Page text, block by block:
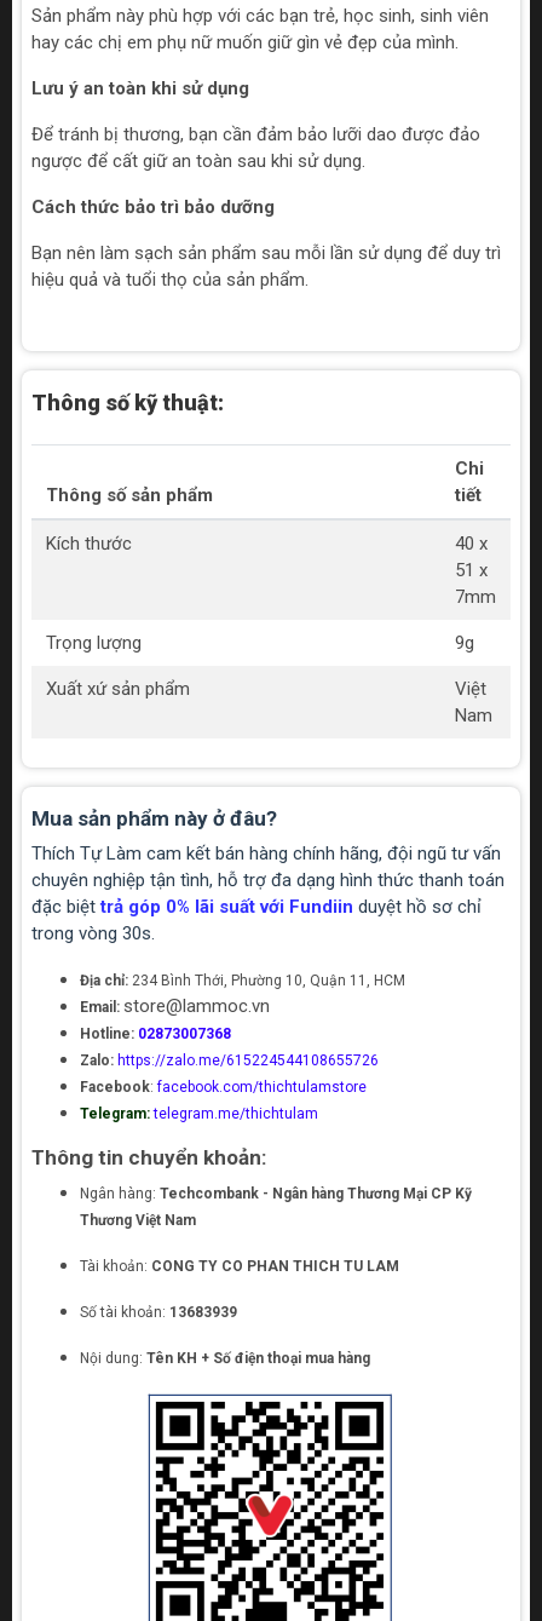
Sản phẩm này phù hợp với các bạn trẻ, học sinh, sinh viên
hay các chị em phụ nữ muốn giữ gìn vẻ đẹp của mình.
Lưu ý an toàn khi sử dụng
Để tránh bị thương, bạn cần đảm bảo lưỡi dao được đảo
ngược để cất giữ an toàn sau khi sử dụng.
Cách thức bảo trì bảo dưỡng
Bạn nên làm sạch sản phẩm sau mỗi lần sử dụng để duy trì
hiệu quả và tuổi thọ của sản phẩm.
Thông số kỹ thuật:
Thông số sản phẩm
Chi
tiết
Kích thước
40 x
51 x
7mm
Trọng lượng 9g
Xuất xứ sản phẩm
Việt
Nam
Mua sản phẩm này ở đâu?
Thích Tự Làm cam kết bán hàng chính hãng, đội ngũ tư vấn
chuyên nghiệp tận tình, hỗ trợ đa dạng hình thức thanh toán
đặc biệttrả góp 0% lãi suất với Fundiin duyệt hồ sơ chỉ
trong vòng 30s.
Địa chỉ: 234 Bình Thới, Phường 10, Quận 11, HCM
Email: store@lammoc.vn
Hotline: 02873007368
Zalo: https://zalo.me/615224544108655726
Facebook:facebook.com/thichtulamstore
Telegram: telegram.me/thichtulam
Thông tin chuyển khoản:
Ngân hàng: Techcombank - Ngân hàng Thương Mại CP Kỹ
Thương Việt Nam
Tài khoản: CONG TY CO PHAN THICH TU LAM
Số tài khoản: 13683939
Nội dung: Tên KH + Số điện thoại mua hàng